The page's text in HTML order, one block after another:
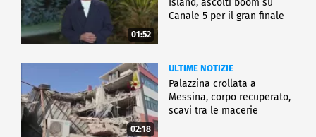
01:52
Canale 5 per il gran finale
02:18
ULTIME NOTIZIE
Palazzina crollata a
Messina, corpo recuperato,
scavi tra le macerie